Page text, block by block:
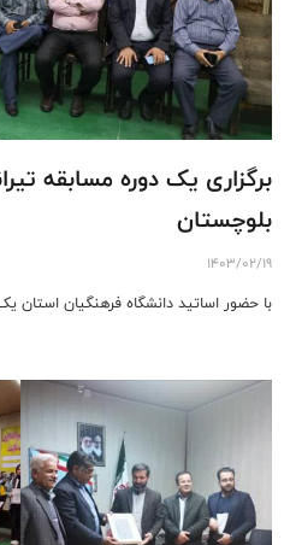
برگزاری یک دوره مسابقه
بلوچستان
1403/02/19
با حضور اساتید دانشگاه فرهنگیان استان